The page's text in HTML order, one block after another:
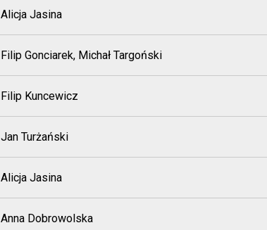
Alicja Jasina
Filip Gonciarek, Michał Targoński
Filip Kuncewicz
Jan Turżański
Alicja Jasina
Anna Dobrowolska